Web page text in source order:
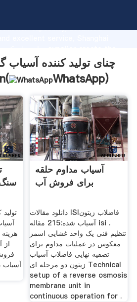
capability, advanced
to all of customers.
چنای تولید کننده آسیاب
WhatsApp)
از
آسیاب
آسیاب مداوم حلقه
برای فروش آب
دانلود مقالات ISIفاضلاب زیتون
آسیاب شده:215 مقاله isi .
تنظیم فنی یک واحد غشایی اسمز
معکوس در عملیات مداوم برای
تصفیه نهایی فاضلاب آسیاب
زیتون دو مرحله ای Technical
setup of a reverse osmosis
membrane unit in
continuous operation for .